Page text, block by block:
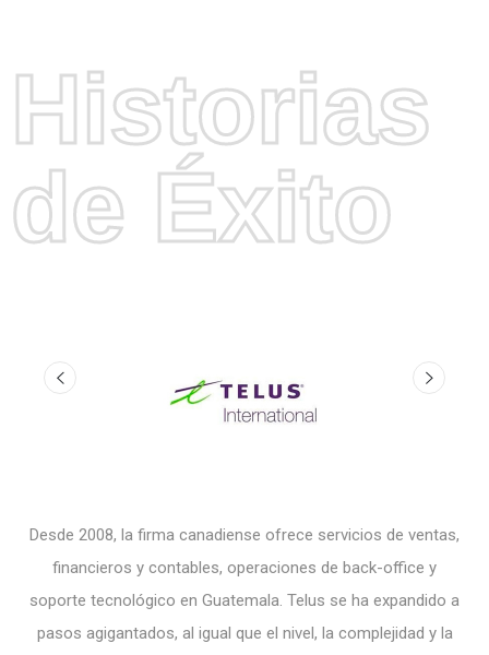
Historias
de Éxito
Desde 2008, la firma canadiense ofrece servicios de ventas,
financieros y contables, operaciones de back-office y
soporte tecnológico en Guatemala. Telus se ha expandido a
pasos agigantados, al igual que el nivel, la complejidad y la